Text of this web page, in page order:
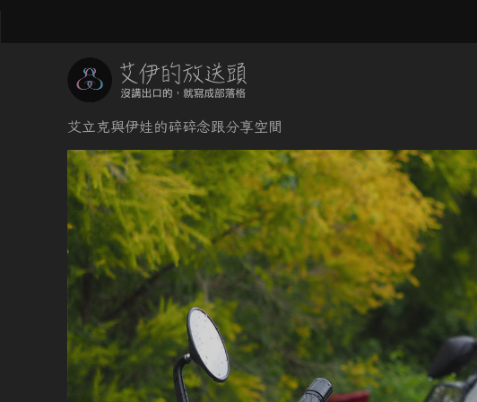
艾立克與伊娃的碎碎念跟分享空間